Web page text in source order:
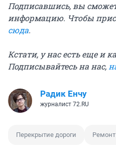
Подписавшись, вы
информацию. Чтобы
сюда.
Кстати, у нас есть еще и
Подписывайтесь на нас,
Радик Енчу
журналист 72.RU
Перекрытие дороги Ремонт